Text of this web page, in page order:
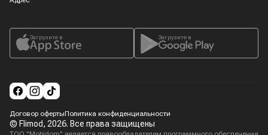
Загрузите в Загрузите в
Договор офертыПолитика конфиденциальности
© Flimod, 2026. Все права защищены